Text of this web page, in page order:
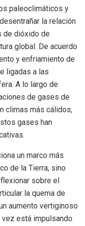
paleoclimáticos y
la relación
de dióxido de
global. De acuerdo
y enfriamiento de
ligadas a las
A lo largo de
de gases de
climas más cálidos,
gases han
un marco más
de la Tierra, sino
sobre el
la quema de
aumento vertiginoso
vez está impulsando